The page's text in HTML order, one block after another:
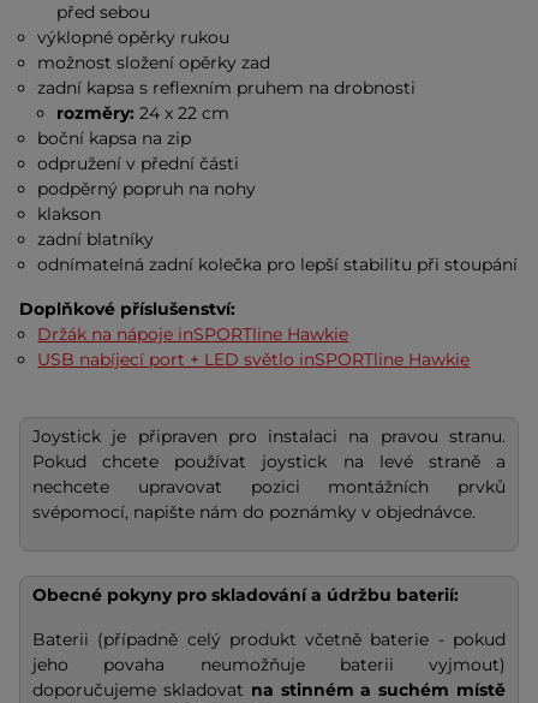
před sebou
výklopné opěrky rukou
možnost složení opěrky zad
zadní kapsa s reflexním pruhem na drobnosti
rozměry: 24 x 22 cm
boční kapsa na zip
odpružení v přední části
podpěrný popruh na nohy
klakson
zadní blatníky
odnímatelná zadní kolečka pro lepší stabilitu při stoupání
Doplňkové příslušenství:
Držák na nápoje inSPORTline Hawkie
USB nabíjecí port + LED světlo inSPORTline Hawkie
Joystick je připraven pro instalaci na pravou stranu.
Pokud chcete používat joystick na levé straně a
nechcete upravovat pozici montážních prvků
svépomocí, napište nám do poznámky v objednávce.
Obecné pokyny pro skladování a údržbu baterií:
Baterii (případně celý produkt včetně baterie - pokud
jeho povaha neumožňuje baterii vyjmout)
doporučujeme skladovat na stinném a suchém místě